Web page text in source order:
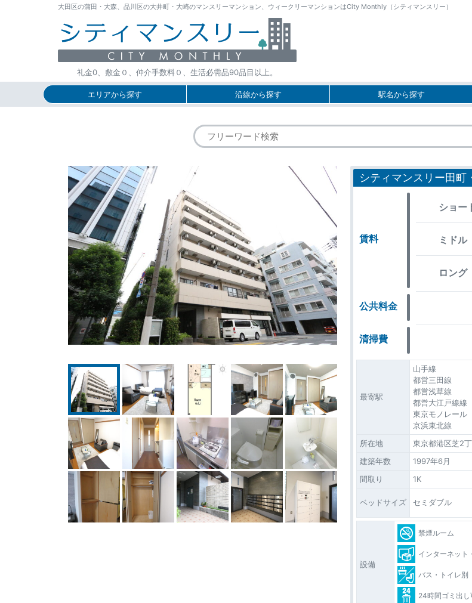
礼金0、敷金０、仲介手数料０、生活必需品90品目以上。
大田区の蒲田・大森、品川区の大井町・大崎のマンスリーマンション、ウィークリーマンションはCity Monthly（シティマンスリー）
エリアから探す 沿線から探す 駅名から探す
シティマンスリー田
賃料
ショー
ミドル
ロング
公共料金
清掃費
最寄駅
山手線 田
都営三田線
都営浅草線
都営大江戸線
東京モノレー
京浜東北線
所在地
東京都港区芝2
建築年数
1997年6月
間取り
1K
ベッドサイズ セミダブル
設備
禁煙ルーム
インターネット
バス・トイレ別
24時間ゴミ出し